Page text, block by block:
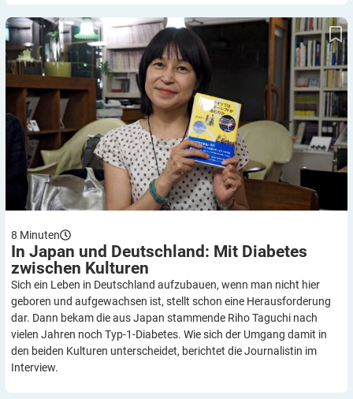
In Japan und Deutschland: Mit Diabetes zwischen Kulturen
8 Minuten
In Japan und Deutschland: Mit Diabetes
zwischen Kulturen
Sich ein Leben in Deutschland aufzubauen, wenn man nicht hier
geboren und aufgewachsen ist, stellt schon eine Herausforderung
dar. Dann bekam die aus Japan stammende Riho Taguchi nach
vielen Jahren noch Typ-1-Diabetes. Wie sich der Umgang damit in
den beiden Kulturen unterscheidet, berichtet die Journalistin im
Interview.